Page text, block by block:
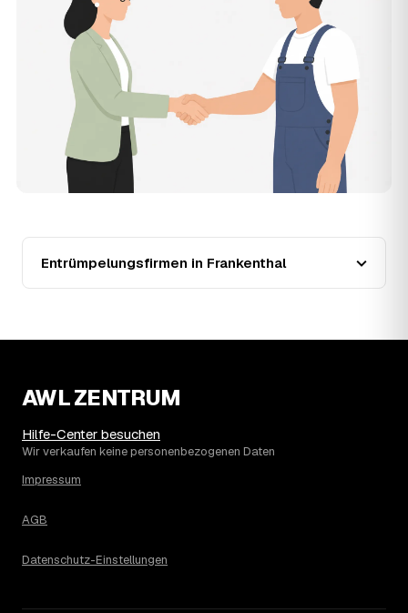
Was kostet die Anfrage über AWL Zentrum?
Die Anfrage ist kostenlos und unverbindlich. AWL
Zentrum ist Vermittler: Sie schildern einmal, was raus
muss, und erhalten mehrere Festpreis-Angebote geprüfter
Entrümpler aus Frankenthal zum Vergleichen. Bezahlt wird
nur der Entrümpler, den Sie selbst auswählen.
Was kostet die Entrümpelung einer normalen
Wohnung in Frankenthal?
Für eine durchschnittliche Wohnung mit rund 65 m² liegen
die Kosten in Frankenthal bei etwa 1.840 €, das
Zugänglichkeit (Etage, Aufzug), Menge und Sperrmüllanteil
verschieben den Preis nach oben oder unten — den
genauen Festpreis nennt Ihnen der Entrümpler nach
kurzer Beschreibung.
2022. Eine Prognose lässt sich daraus nicht ableiten,
das aktuelle Preisniveau als Festpreis — unabhängig
davon, wie sich der Markt weiterentwickelt.
3.090 € in Frankenthal?
Die Spanne ergibt sich vor allem aus Menge und
Etage ohne Aufzug oder viel Sperrmüll eher am oberen.
Sondermüllanteil verschieben den Endpreis. Den genauen
Entrümpelungsfirmen in Frankenthal
AWL ZENTRUM
Hilfe-Center besuchen
Wir verkaufen keine personenbezogenen Daten
Impressum
AGB
Datenschutz-Einstellungen